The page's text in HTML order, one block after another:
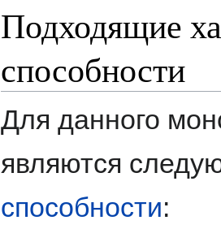
Подходящие
способности
Для данного
являются
способности: